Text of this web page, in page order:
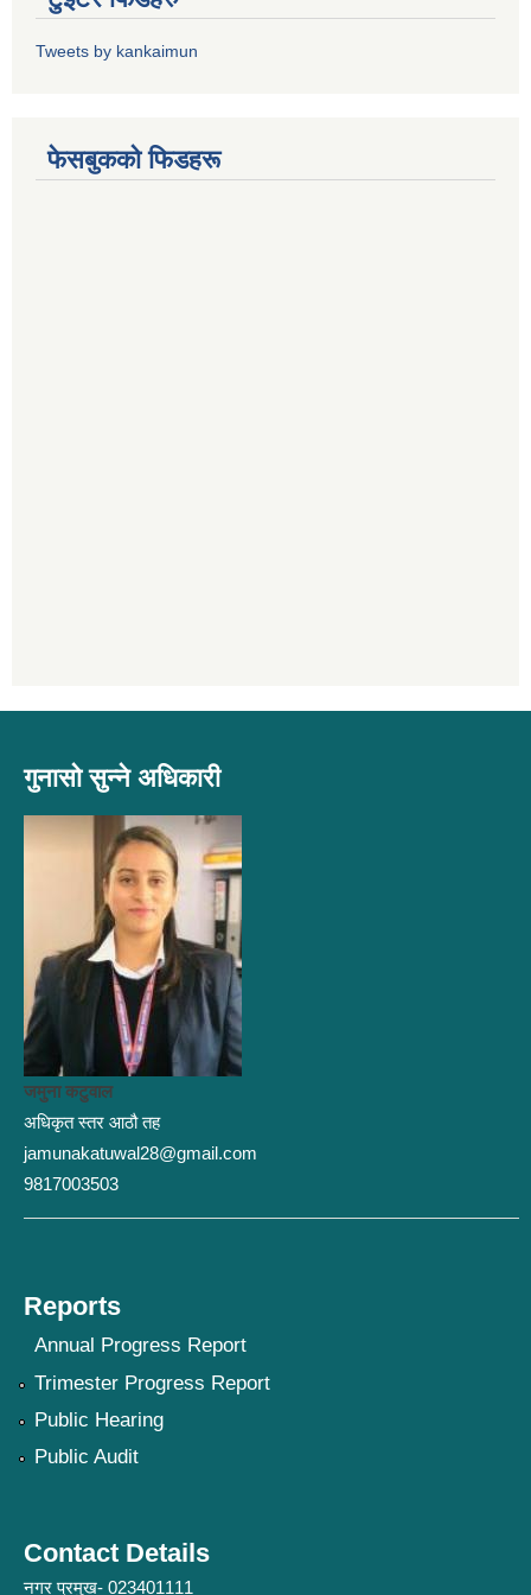
Tweets by kankaimun
फेसबुकको फिडहरू
गुनासो सुन्ने अधिकारी
जमुना कटुवाल
अधिकृत स्तर आठौ तह
jamunakatuwal28@gmail.com
9817003503
Reports
Annual Progress Report
Trimester Progress Report
Public Hearing
Public Audit
Contact Details
नगर प्रमुख- 023401111